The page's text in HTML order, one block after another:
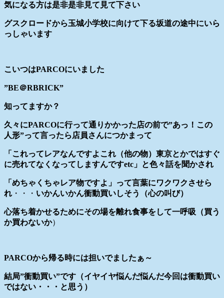
気になる方は是非是非見て見て下さい
グスクロードから玉城小学校に向けて下る坂道の途中にいら
っしゃいます
こいつはPARCOにいました
”BE＠RBRICK”
知ってますか？
久々にPARCOに行って通りかかった店の前で”あっ！この
人形”って言ったら店員さんにつかまって
「これってレアなんですよこれ（他の物）東京とかではすぐ
に売れてなくなってしますんですetc」と色々話を聞かされ
「めちゃくちゃレア物ですよ」って言葉にワクワクさせら
れ ・・・ いかんいかん衝動買いしそう（心の叫び）
心落ち着かせるためにその場を離れ食事をして一呼吸（買う
か買わないか）
PARCOから帰る時には担いでましたぁ～
結局”衝動買い”です（イヤイヤ悩んだ悩んだ今回は衝動買い
ではない・・・と思う）